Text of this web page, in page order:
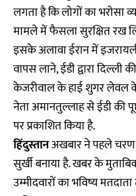
लगता है कि लोगों का भरोसा
मामले में फैसला सुरक्षित रख
इसके अलावा ईरान में
वापस लाने, ईडी द्वारा दिल्ली
केजरीवाल के हाई शुगर लेवल
नेता अमानतुल्लाह से ईडी की
पर प्रकाशित किया है.
हिंदुस्तानअखबार ने पहले चरण
सुर्खी बनाया है. खबर के
उम्मीदवारों का भविष्य